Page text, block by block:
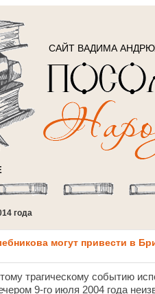
САЙТ ВАДИМА
года
могут привести в
трагическому событию
9-го июля 2004 года